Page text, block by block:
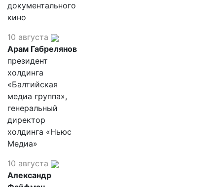
документального
кино
10 августа
Арам Габрелянов
президент
холдинга
«Балтийская
медиа группа»,
генеральный
директор
холдинга «Ньюс
Медиа»
10 августа
Александр